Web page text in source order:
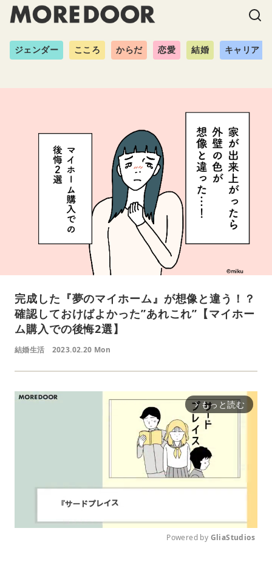
ジェンダー こころ からだ 恋愛 結婚 キャリア
完成した『夢のマイホーム』が想像と違う！？
確認しておけばよかった”あれこれ”【マイホー
ム購入での後悔2選】
結婚生活 2023.02.20 Mon
arrow_forward_ios もっと読む
Powered by GliaStudios